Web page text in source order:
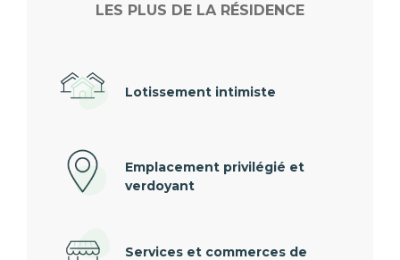
LES PLUS DE LA RÉSIDENCE
Lotissement intimiste
Emplacement privilégié et
verdoyant
Services et commerces de